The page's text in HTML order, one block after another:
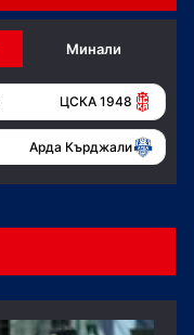
Минали
ЦСКА 1948
Арда Кърджали